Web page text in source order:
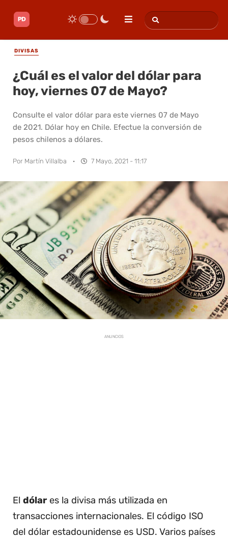
DIVISAS
¿Cuál es el valor del dólar para
hoy, viernes 07 de Mayo?
Consulte el valor dólar para este viernes 07 de Mayo
de 2021. Dólar hoy en Chile. Efectue la conversión de
pesos chilenos a dólares.
Por Martín Villalba · 7 Mayo, 2021 - 11:17
ANUNCIOS
El dólares la divisa más utilizada en
transacciones internacionales. El código ISO
del dólar estadounidense es USD. Varios países